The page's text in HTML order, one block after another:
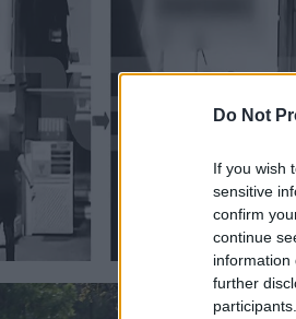
Do Not
If you wish
sensitive
confirm
continue
information
further